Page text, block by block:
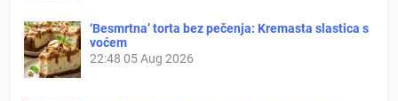
‘Besmrtna’ torta bez pečenja: Kremasta slastica s
voćem
22:48 05 Aug 2026